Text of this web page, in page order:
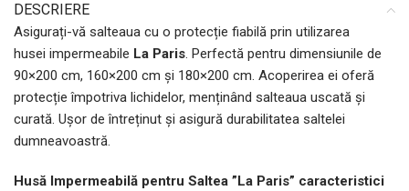
DESCRIERE
Asigurați-vă salteaua cu o protecție fiabilă prin utilizarea
husei impermeabile La Paris. Perfectă pentru dimensiunile de
90×200 cm, 160×200 cm și 180×200 cm. Acoperirea ei oferă
protecție împotriva lichidelor, menținând salteaua uscată și
curată. Ușor de întreținut și asigură durabilitatea saltelei
dumneavoastră.
Husă Impermeabilă pentru Saltea ”La Paris” сaracteristici